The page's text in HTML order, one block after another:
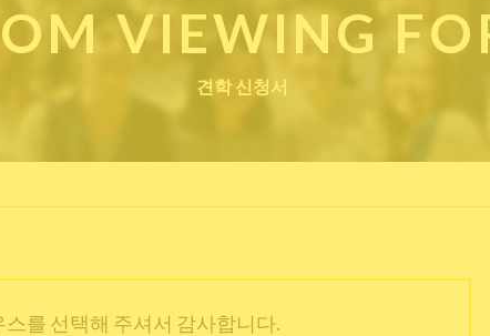
VIEWING
견학 신청서
스를 선택해 주셔서 감사합니다.